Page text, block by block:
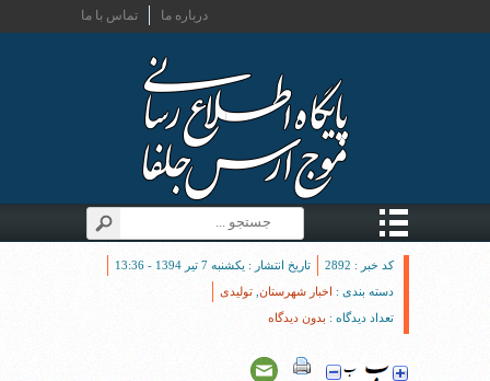
تماس با ما درباره ما
کد خبر : 2892
تاریخ انتشار : یکشنبه 7 تیر 1394 - 13:36
دسته بندی : اخبار شهرستان تولیدی
تعداد دیدگاه : بدون دیدگاه